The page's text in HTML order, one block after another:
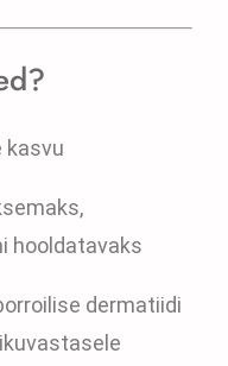
kasvu
hooldatavaks
dermatiidi